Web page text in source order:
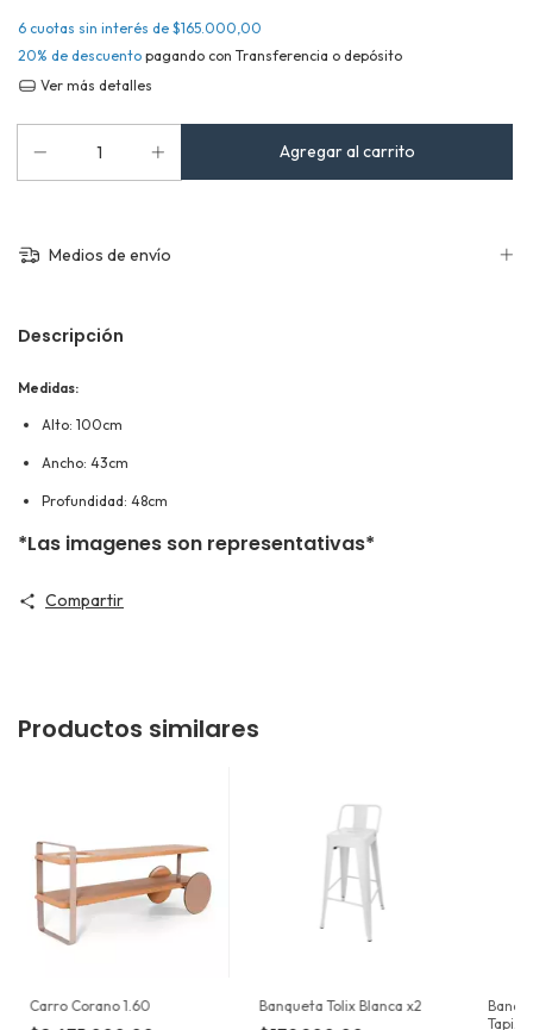
6 cuotas sin interés de $165.000,00
20% de descuento pagando con Transferencia o depósito
Ver más detalles
Medios de envío
Descripción
Medidas:
Alto: 100cm
Ancho: 43cm
Profundidad: 48cm
*Las imagenes son representativas*
Compartir
Productos similares
Carro Corano 1.60 Banqueta Tolix Blanca x2